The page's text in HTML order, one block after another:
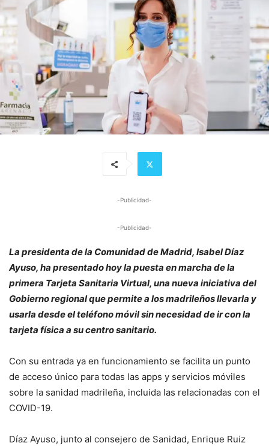
-Publicidad-
-Publicidad-
La presidenta de la Comunidad de Madrid, Isabel Díaz
Ayuso, ha presentado hoy la puesta en marcha de la
primera Tarjeta Sanitaria Virtual, una nueva iniciativa del
Gobierno regional que permite a los madrileños llevarla y
usarla desde el teléfono móvil sin necesidad de ir con la
tarjeta física a su centro sanitario.
Con su entrada ya en funcionamiento se facilita un punto
de acceso único para todas las apps y servicios móviles
sobre la sanidad madrileña, incluida las relacionadas con el
COVID-19.
Díaz Ayuso, junto al consejero de Sanidad, Enrique Ruiz